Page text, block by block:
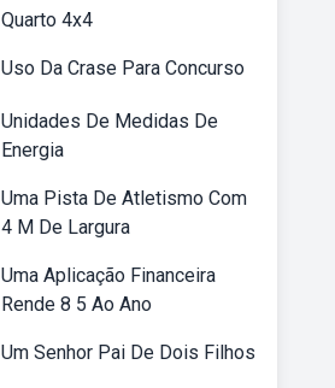
Quarto 4x4
Uso Da Crase Para Concurso
Unidades De Medidas De
Energia
Uma Pista De Atletismo Com
4 M De Largura
Uma Aplicação Financeira
Rende 8 5 Ao Ano
Um Senhor Pai De Dois Filhos